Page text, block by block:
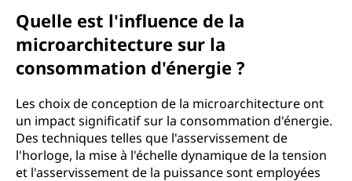
Quelle est l'influence de la
microarchitecture sur la
consommation d'énergie ?
Les choix de conception de la microarchitecture ont
un impact significatif sur la consommation d'énergie.
Des techniques telles que l'asservissement de
l'horloge, la mise à l'échelle dynamique de la tension
et l'asservissement de la puissance sont employées